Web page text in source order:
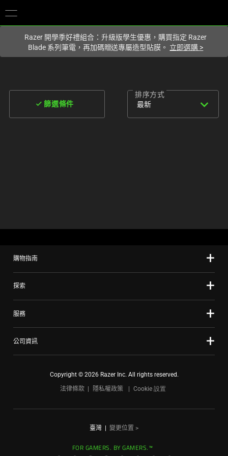
Razer 開學季好禮組合：升級版學生優惠，購買指定 Razer
Blade 系列筆電，再加碼贈送專屬造型貼膜。 立即選購 >
done 篩選條件
排序方式
expand_more
最新
購物指南
探索
服務
公司資訊
Copyright © 2026 Razer Inc. All rights reserved.
法律條款
隱私權政策 Cookie 設置
臺灣 變更位置 >
FOR GAMERS. BY GAMERS.™